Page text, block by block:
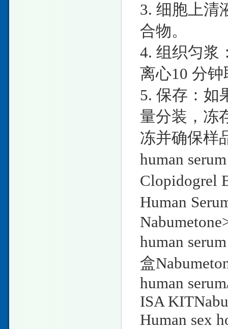
3. 细胞上清
合物。
4. 组织匀浆
离心10 分
5. 保存：如
量分装，冻
冻并确保样
human
Clopidogrel
Human
human
盒
human
ISA
Human sex